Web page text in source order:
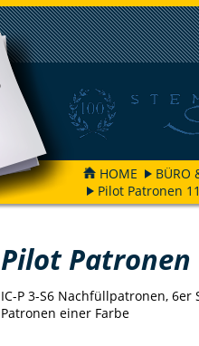
HOME
BÜRO
Pilot Patronen
Pilot Patronen
IC-P 3-S6 Nachfüllpatronen, 6er
Patronen einer Farbe